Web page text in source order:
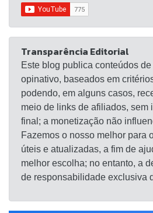
Transparência Editorial
Este blog publica conteúdos
opinativo, baseados em
podendo, em alguns casos,
meio de links de afiliados, sem
final; a monetização não
Fazemos o nosso melhor para
úteis e atualizadas, a fim de
melhor escolha; no entanto, a
de responsabilidade exclusiva